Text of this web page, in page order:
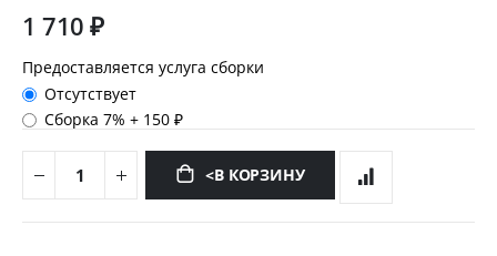
1 710 ₽
Предоставляется услуга сборки
Отсутствует
Сборка 7%+ 150 ₽
<В КОРЗИНУ